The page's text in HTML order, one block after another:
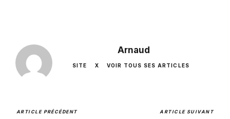
Arnaud
SITE X VOIR TOUS SES ARTICLES
ARTICLE PRÉCÉDENT ARTICLE SUIVANT